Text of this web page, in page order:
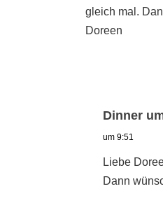
gleich mal.
Doreen
Dinner
um 9:51
Liebe
Dann